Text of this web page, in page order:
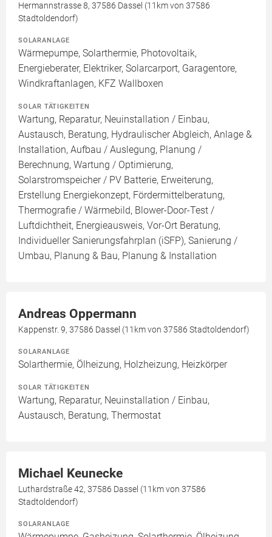
Hermannstrasse 8, 37586 Dassel (11km von 37586
Stadtoldendorf)
SOLARANLAGE
Wärmepumpe, Solarthermie, Photovoltaik,
Energieberater, Elektriker, Solarcarport, Garagentore,
Windkraftanlagen, KFZ Wallboxen
SOLAR TÄTIGKEITEN
Wartung, Reparatur, Neuinstallation / Einbau,
Austausch, Beratung, Hydraulischer Abgleich, Anlage &
Installation, Aufbau / Auslegung, Planung /
Berechnung, Wartung / Optimierung,
Solarstromspeicher / PV Batterie, Erweiterung,
Erstellung Energiekonzept, Fördermittelberatung,
Thermografie / Wärmebild, Blower-Door-Test /
Luftdichtheit, Energieausweis, Vor-Ort Beratung,
Individueller Sanierungsfahrplan (iSFP), Sanierung /
Umbau, Planung & Bau, Planung & Installation
Andreas Oppermann
Kappenstr. 9, 37586 Dassel (11km von 37586 Stadtoldendorf)
SOLARANLAGE
Solarthermie, Ölheizung, Holzheizung, Heizkörper
SOLAR TÄTIGKEITEN
Wartung, Reparatur, Neuinstallation / Einbau,
Austausch, Beratung, Thermostat
Michael Keunecke
Luthardstraße 42, 37586 Dassel (11km von 37586
Stadtoldendorf)
SOLARANLAGE